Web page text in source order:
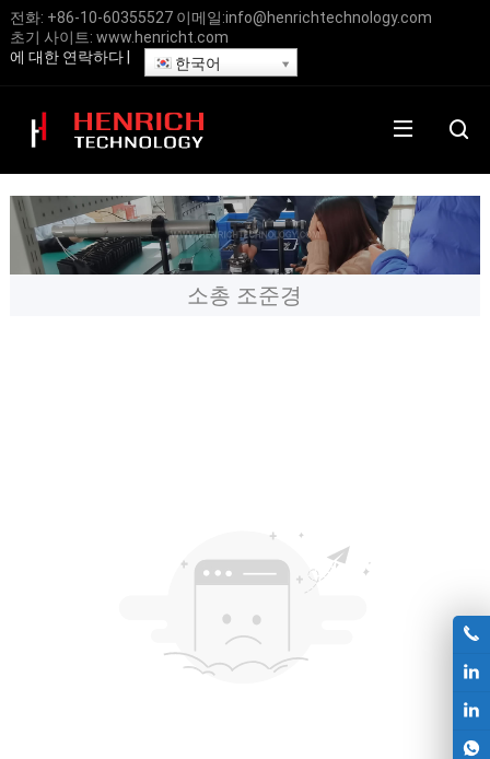
전화: +86-10-60355527 이메일:info@henrichtechnology.com
초기 사이트: www.henricht.com
에 대한 연락하다| 한국어
소총 조준경